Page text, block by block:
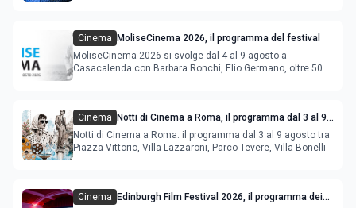
Cinema
MoliseCinema 2026, il programma del festival
MoliseCinema 2026 si svolge dal 4 al 9 agosto a
Casacalenda con Barbara Ronchi, Elio Germano, oltre 50
Cinema
Notti di Cinema a Roma, il programma dal 3 al 9
agosto
Notti di Cinema a Roma: il programma dal 3 al 9 agosto tra
Piazza Vittorio, Villa Lazzaroni, Parco Tevere, Villa Bonelli
Cinema
Edinburgh Film Festival 2026, il programma dei